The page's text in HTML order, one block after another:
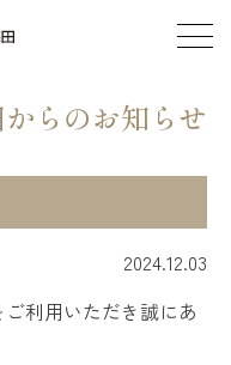
らのお知らせ
2024.12.03
利用いただき誠にあ